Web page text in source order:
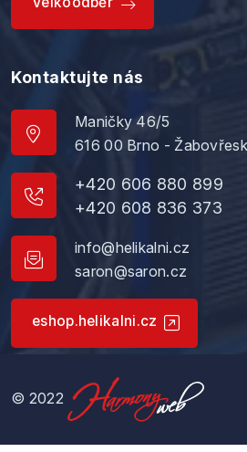
Kontaktujte nás
Maničky 46/5
616 00 Brno -
+420 606 880 899
+420 608 836 373
info@helikalni.cz
saron@saron.cz
eshop.helikalni.cz
© 2022